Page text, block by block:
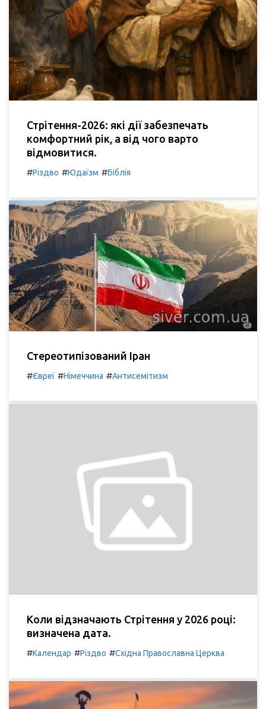
Стрітення-2026: які дії забезпечать
комфортний рік, а від чого варто
відмовитися.
#Різдво #Юдаїзм #Біблія
Стереотипізований Іран
#Євреї #Німеччина #Антисемітизм
Коли відзначають Стрітення у 2026 році:
визначена дата.
#Календар #Різдво #Східна Православна Церква